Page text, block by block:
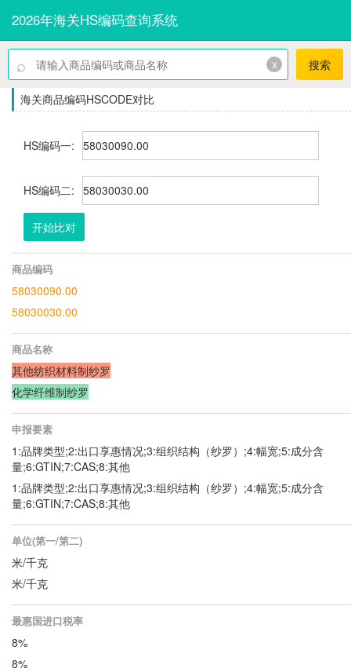
2026年海关HS编码查询系统
⌕ x 搜索
海关商品编码HSCODE对比
HS编码一:
HS编码二:
开始比对
商品编码
58030090.00
58030030.00
商品名称
其他纺织材料制纱罗
化学纤维制纱罗
申报要素
1:品牌类型;2:出口享惠情况;3:组织结构（纱罗）;4:幅宽;5:成分含
量;6:GTIN;7:CAS;8:其他
1:品牌类型;2:出口享惠情况;3:组织结构（纱罗）;4:幅宽;5:成分含
量;6:GTIN;7:CAS;8:其他
单位(第一/第二)
米/千克
米/千克
最惠国进口税率
8%
8%